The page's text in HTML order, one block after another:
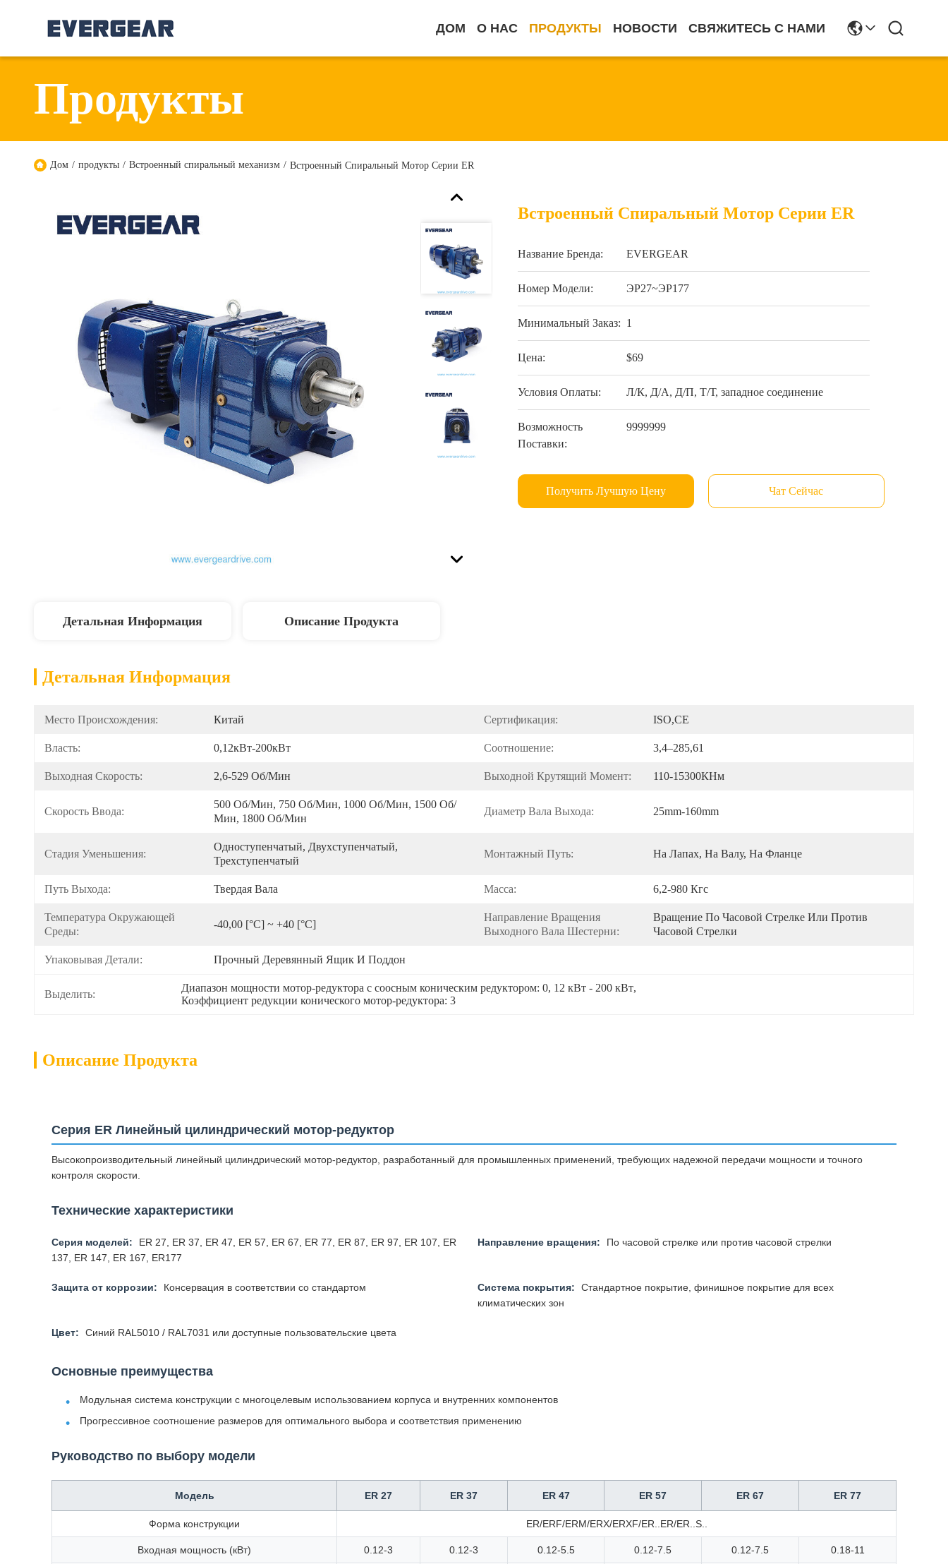
ДОМ О НАС ПРОДУКТЫ НОВОСТИ СВЯЖИТЕСЬ С НАМИ
Продукты
Дом / продукты / Встроенный спиральный механизм / Встроенный Спиральный Мотор Серии ER
Встроенный Спиральный Мотор Серии ER
Название Бренда: EVERGEAR
Номер Модели: ЭР27~ЭР177
Минимальный Заказ: 1
Цена: $69
Условия Оплаты: Л/К, Д/А, Д/П, Т/Т, западное соединение
Возможность
Поставки:
9999999
Получить Лучшую Цену Чат Сейчас
Детальная Информация Описание Продукта
Детальная Информация
Место Происхождения: Китай Сертификация: ISO,CE
Власть: 0,12кВт-200кВт Соотношение: 3,4–285,61
Выходная Скорость: 2,6-529 Об/мин Выходной Крутящий Момент: 110-15300КНм
Скорость Ввода:
500 Об/мин, 750 Об/мин, 1000 Об/мин, 1500 Об/
Мин, 1800 Об/мин
Диаметр Вала Выхода: 25mm-160mm
Стадия Уменьшения:
Одноступенчатый, Двухступенчатый,
Трехступенчатый
Монтажный Путь: На Лапах, На Валу, На Фланце
Путь Выхода: Твердая Вала Масса: 6,2-980 Кгс
Температура Окружающей
Среды:
-40,00 [°С] ~ +40 [°С]
Направление Вращения
Выходного Вала Шестерни:
Вращение По Часовой Стрелке Или Против
Часовой Стрелки
Упаковывая Детали: Прочный Деревянный Ящик И Поддон
Выделить:
Диапазон мощности мотор-редуктора с соосным коническим редуктором: 0, 12 кВт - 200 кВт,
Коэффициент редукции конического мотор-редуктора: 3
Описание Продукта
Серия ER Линейный цилиндрический мотор-редуктор
Высокопроизводительный линейный цилиндрический мотор-редуктор, разработанный для промышленных применений, требующих надежной передачи мощности и точного
контроля скорости.
Технические характеристики
Серия моделей:
ER 27, ER 37, ER 47, ER 57, ER 67, ER 77, ER 87, ER 97, ER 107, ER
137, ER 147, ER 167, ER177
Направление вращения: По часовой стрелке или против часовой стрелки
Защита от коррозии: Консервация в соответствии со стандартом Система покрытия:
Стандартное покрытие, финишное покрытие для всех
климатических зон
Цвет: Синий RAL5010 / RAL7031 или доступные пользовательские цвета
Основные преимущества
Модульная система конструкции с многоцелевым использованием корпуса и внутренних компонентов
Прогрессивное соотношение размеров для оптимального выбора и соответствия применению
Руководство по выбору модели
Модель ER 27 ER 37 ER 47 ER 57 ER 67 ER 77
Форма конструкции ER/ERF/ERM/ERX/ERXF/ER..ER/ER..S..
Входная мощность (кВт) 0.12-3 0.12-3 0.12-5.5 0.12-7.5 0.12-7.5 0.18-11